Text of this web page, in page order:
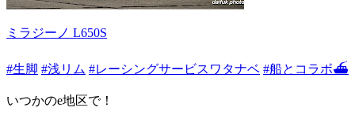
ミラジーノ L650S
#生脚 #浅リム #レーシングサービスワタナベ #船とコラボ⛴️
いつかのe地区で！